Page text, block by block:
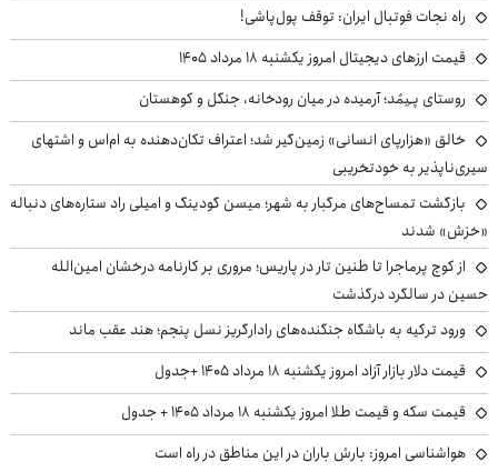
راه نجات فوتبال ایران: توقف پول‌پاشی!
قیمت ارزهای دیجیتال امروز یکشنبه ۱۸ مرداد ۱۴۰۵
روستای پـِیمُد؛ آرمیده در میان رودخانه، جنگل و کوهستان
خالق «هزارپای انسانی» زمین‌گیر شد؛ اعتراف تکان‌دهنده به ام‌اس و اشتهای
سیری‌ناپذیر به خودتخریبی
بازگشت تمساح‌های مرگبار به شهر؛ میسن گودینگ و امیلی راد ستاره‌های دنباله
«خزش» شدند
از کوچ‌ پرماجرا تا طنین تار در پاریس؛ مروری بر کارنامه درخشان امین‌الله
حسین در سالگرد درگذشت
ورود ترکیه به باشگاه جنگنده‌های رادارگریز نسل پنجم؛ هند عقب ماند
قیمت دلار بازار آزاد امروز یکشنبه ۱۸ مرداد ۱۴۰۵ +جدول
قیمت سکه و قیمت طلا امروز یکشنبه ۱۸ مرداد ۱۴۰۵ + جدول
هواشناسی امروز: بارش باران در این مناطق در راه است